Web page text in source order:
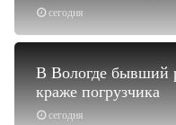
сегодня
сегодня
В Вологде бывший
краже погрузчика